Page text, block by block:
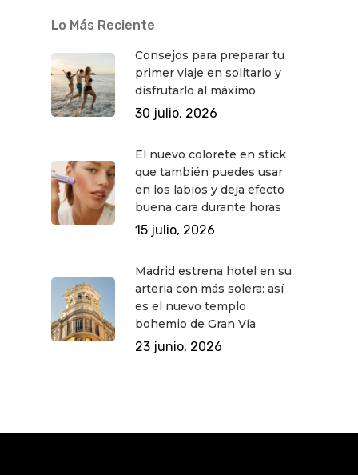
Lo Más Reciente
Consejos para preparar tu
primer viaje en solitario y
disfrutarlo al máximo
30 julio, 2026
El nuevo colorete en stick
que también puedes usar
en los labios y deja efecto
buena cara durante horas
15 julio, 2026
Madrid estrena hotel en su
arteria con más solera: así
es el nuevo templo
bohemio de Gran Vía
23 junio, 2026